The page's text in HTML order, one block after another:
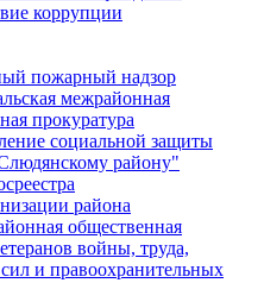
коррупции
пожарный надзор
межрайонная
прокуратура
социальной защиты
району"
района
общественная
войны, труда,
и правоохранительных